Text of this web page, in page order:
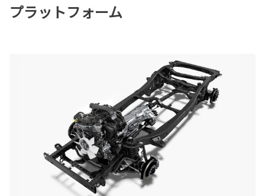
プラットフォーム